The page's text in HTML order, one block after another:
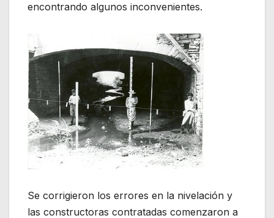
encontrando algunos inconvenientes.
Se corrigieron los errores en la nivelación y
las constructoras contratadas comenzaron a